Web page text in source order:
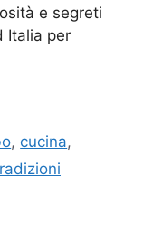
e segreti
Italia per
, cucina,